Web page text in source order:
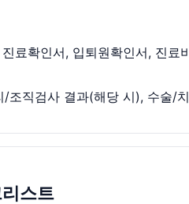
료확인서, 입퇴원확인서, 진
/조직검사 결과(해당 시), 수술/
스트